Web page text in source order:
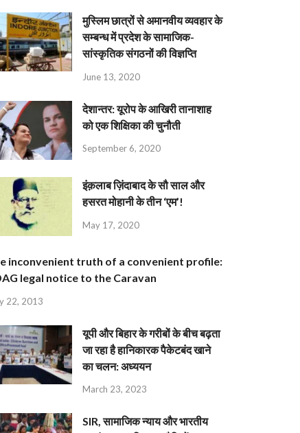
मुस्लिम छात्रों से अमानवीय व्यवहार के
सम्बन्ध में प्रदेश के सामाजिक-
सांस्कृतिक संगठनों की विज्ञप्ति
June 13, 2020
देशान्‍तर: यूरोप के आखिरी तानाशाह
को एक शिक्षिका की चुनौती
September 6, 2020
इंक़लाब ज़िंदाबाद के सौ साल और
हसरत मोहानी के तीन ‘एम’!
May 17, 2020
inconvenient truth of a convenient profile:
legal notice to the Caravan
22, 2013
यूपी और बिहार के गरीबों के बीच बढ़ता
जा रहा है हानिकारक पैकेटबंद खाने
का चलन: अध्ययन
March 23, 2023
SIR, सामाजिक न्याय और भारतीय